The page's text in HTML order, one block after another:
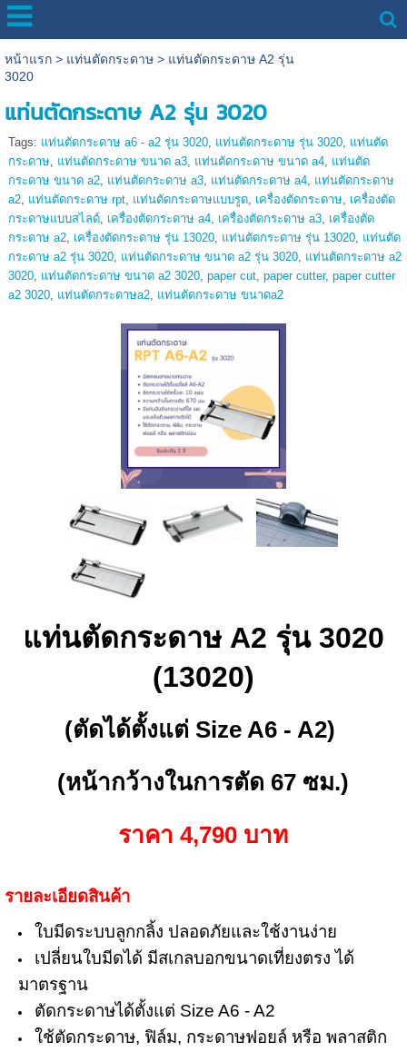
หน้าแรก> แท่นตัดกระดาษ> แท่นตัดกระดาษ A2 รุ่น
3020
แท่นตัดกระดาษ A2 รุ่น 3020
Tags: แท่นตัดกระดาษ a6 - a2 รุ่น 3020, แท่นตัดกระดาษ รุ่น 3020, แท่นตัด
กระดาษ, แท่นตัดกระดาษ ขนาด a3, แท่นตัดกระดาษ ขนาด a4, แท่นตัด
กระดาษ ขนาด a2, แท่นตัดกระดาษ a3, แท่นตัดกระดาษ a4, แท่นตัดกระดาษ
a2, แท่นตัดกระดาษ rpt, แท่นตัดกระดาษแบบรูด, เครื่องตัดกระดาษ, เครื่องตัด
กระดาษแบบสไลด์, เครื่องตัดกระดาษ a4, เครื่องตัดกระดาษ a3, เครื่องตัด
กระดาษ a2, เครื่องตัดกระดาษ รุ่น 13020, แท่นตัดกระดาษ รุ่น 13020, แท่นตัด
กระดาษ a2 รุ่น 3020, แท่นตัดกระดาษ ขนาด a2 รุ่น 3020, แท่นตัดกระดาษ a2
3020, แท่นตัดกระดาษ ขนาด a2 3020, paper cut, paper cutter, paper cutter
a2 3020, แท่นตัดกระดาษa2, แท่นตัดกระดาษ ขนาดa2
แท่นตัดกระดาษ A2 รุ่น 3020
(13020)
(ตัดได้ตั้งแต่ Size A6 - A2)
(หน้ากว้างในการตัด 67 ซม.)
ราคา 4,790 บาท
รายละเอียดสินค้า
ใบมีดระบบลูกกลิ้ง ปลอดภัยและใช้งานง่าย
เปลี่ยนใบมีดได้ มีสเกลบอกขนาดเที่ยงตรง ได้
มาตรฐาน
ตัดกระดาษได้ตั้งแต่ Size A6 - A2
ใช้ตัดกระดาษ, ฟิล์ม, กระดาษฟอยล์ หรือ พลาสติก